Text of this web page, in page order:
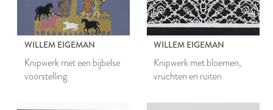
WILLEM EIGEMAN
Knipwerk met een bijbelse
voorstelling
WILLEM EIGEMAN
Knipwerk met bloemen,
vruchten en ruiten